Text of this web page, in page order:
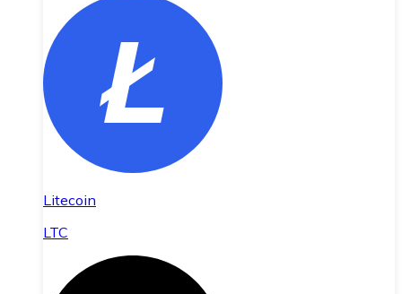
Litecoin
LTC